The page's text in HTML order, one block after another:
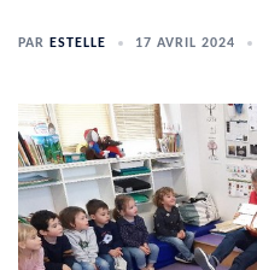
PAR ESTELLE 17 AVRIL 2024